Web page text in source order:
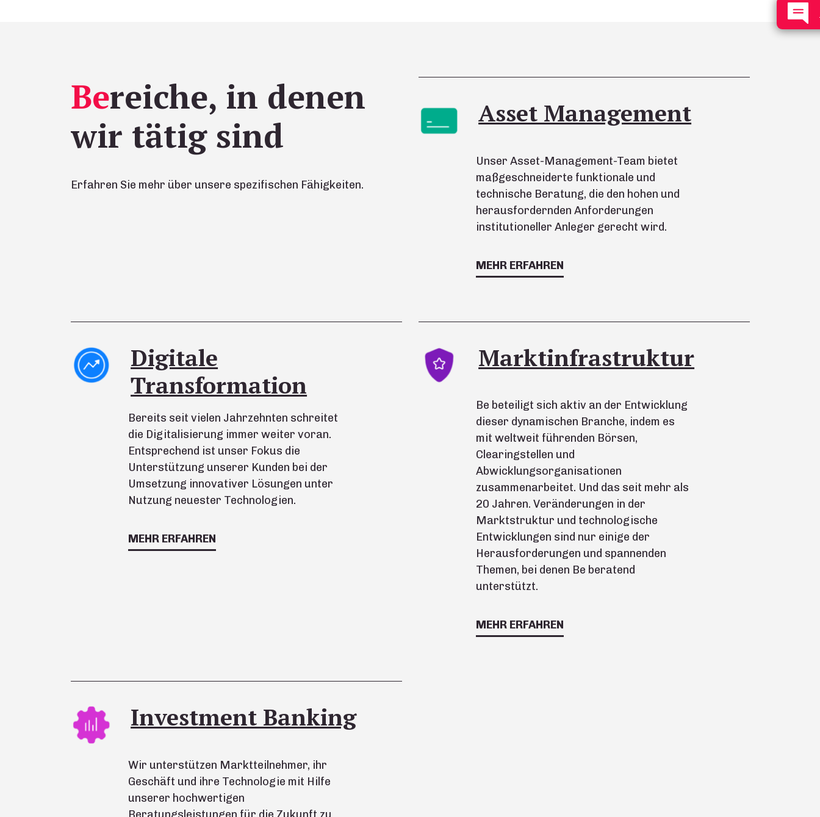
Bereiche, in denen
wir tätig sind
Erfahren Sie mehr über unsere spezifischen Fähigkeiten.
Asset Management
Unser Asset-Management-Team bietet
maßgeschneiderte funktionale und
technische Beratung, die den hohen und
herausfordernden Anforderungen
institutioneller Anleger gerecht wird.
MEHR ERFAHREN
Digitale
Transformation
Bereits seit vielen Jahrzehnten schreitet
die Digitalisierung immer weiter voran.
Entsprechend ist unser Fokus die
Unterstützung unserer Kunden bei der
Umsetzung innovativer Lösungen unter
Nutzung neuester Technologien.
MEHR ERFAHREN
Marktinfrastruktur
Be beteiligt sich aktiv an der Entwicklung
dieser dynamischen Branche, indem es
mit weltweit führenden Börsen,
Clearingstellen und
Abwicklungsorganisationen
zusammenarbeitet. Und das seit mehr als
20 Jahren. Veränderungen in der
Marktstruktur und technologische
Entwicklungen sind nur einige der
Herausforderungen und spannenden
Themen, bei denen Be beratend
unterstützt.
MEHR ERFAHREN
Investment Banking
Wir unterstützen Marktteilnehmer, ihr
Geschäft und ihre Technologie mit Hilfe
unserer hochwertigen